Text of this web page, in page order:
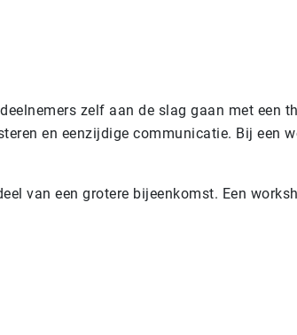
zelf aan de slag gaan met een
en eenzijdige communicatie. Bij een
van een grotere bijeenkomst. Een